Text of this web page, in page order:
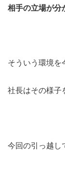
相手の立場が分
そういう環境を
社長はその様子
今回の引っ越し